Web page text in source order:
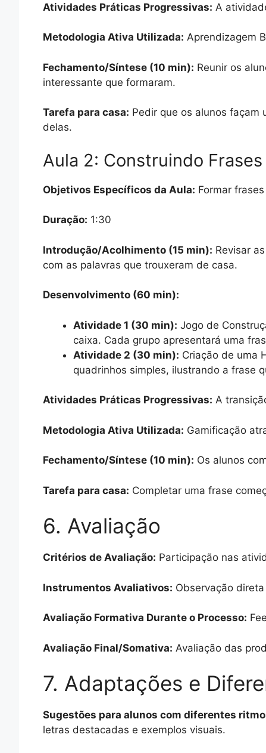
Atividades Práticas Progressivas: A
Metodologia Ativa Utilizada: Aprendizagem
Fechamento/Síntese (10 min): Reunir os
interessante que formaram.
Tarefa para casa: Pedir que os alunos façam
delas.
Aula 2: Construindo
Objetivos Específicos da Aula: Formar
Duração: 1:30
Introdução/Acolhimento (15 min): Revisar
com as palavras que trouxeram de casa.
Desenvolvimento (60 min):
Atividade 1 (30 min): Jogo de
caixa. Cada grupo apresentará uma
Atividade 2 (30 min): Criação de uma
quadrinhos simples, ilustrando a frase
Atividades Práticas Progressivas: A
Metodologia Ativa Utilizada: Gamificação
Fechamento/Síntese (10 min): Os alunos
Tarefa para casa: Completar uma frase
6. Avaliação
Critérios de Avaliação: Participação nas
Instrumentos Avaliativos: Observação
Avaliação Formativa Durante o Processo:
Avaliação Final/Somativa: Avaliação das
7. Adaptações e
Sugestões para alunos com diferentes
letras destacadas e exemplos visuais.